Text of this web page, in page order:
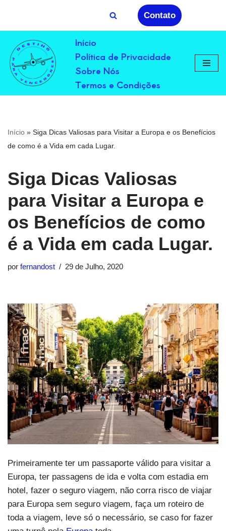
para
o
conteúdo
Contato
Início
Política de Privacidade
Sobre Nós
Termos e Condições
Início » Siga Dicas Valiosas para Visitar a Europa e os Benefícios
de como é a Vida em cada Lugar.
Siga Dicas Valiosas
para Visitar a Europa e
os Benefícios de como
é a Vida em cada Lugar.
por fernandost 29 de Julho, 2020
Primeiramente ter um passaporte válido para visitar a
Europa, ter passagens de ida e volta com estadia em
hotel, fazer o seguro viagem, não corra risco de viajar
para Europa sem seguro viagem, faça um roteiro de
toda a viagem, leve só o necessário, se caso for fazer